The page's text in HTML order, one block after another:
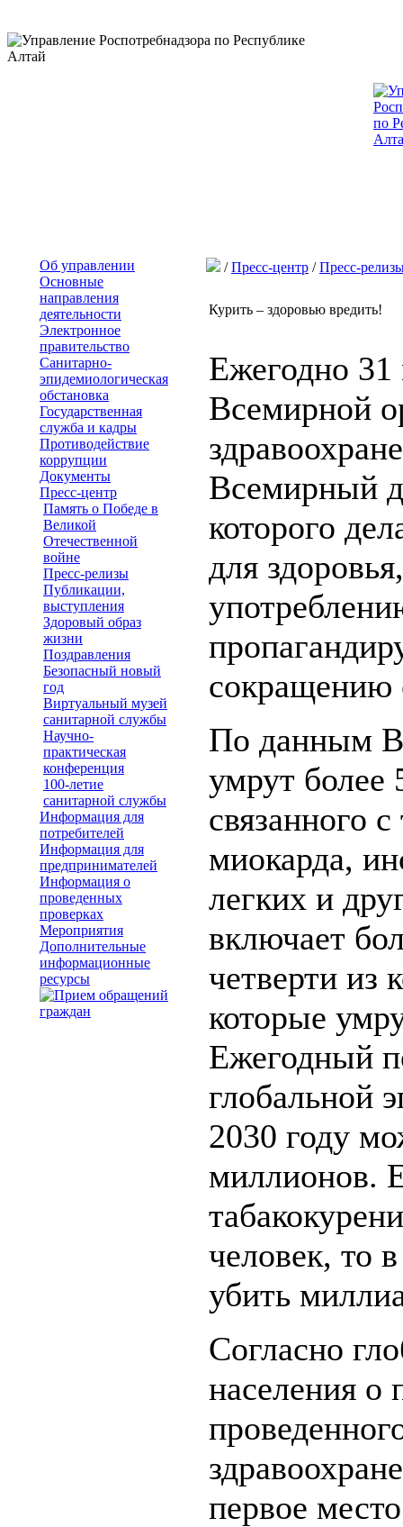
Об управлении
Основные
направления
деятельности
Электронное
правительство
Санитарно-
эпидемиологическая
обстановка
Государственная
служба и кадры
Противодействие
коррупции
Документы
Пресс-центр
Память о Победе в
Великой
Отечественной
войне
Пресс-релизы
Публикации,
выступления
Здоровый образ
жизни
Поздравления
Безопасный новый
год
Виртуальный музей
санитарной службы
Научно-
практическая
конференция
100-летие
санитарной службы
Информация для
потребителей
Информация для
предпринимателей
Информация о
проведенных
проверках
Мероприятия
Дополнительные
информационные
ресурсы
/Пресс-центр /Пресс-
Курить – здоровью вредить!
Ежегодно 31
Всемирной
Всемирный
которого
для
сокращению
По данным
умрут более
связанного
миокарда,
легких и
включает
четверти из
которые
Ежегодный
глобальной
2030 году
миллионов.
человек, то
убить
Согласно
населения о
первое